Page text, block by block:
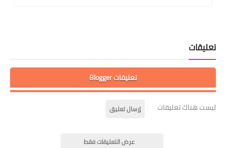
تعليقات
تعليقات Blogger
ليست هناك تعليقات إرسال تعليق
عرض التعليقات فقط